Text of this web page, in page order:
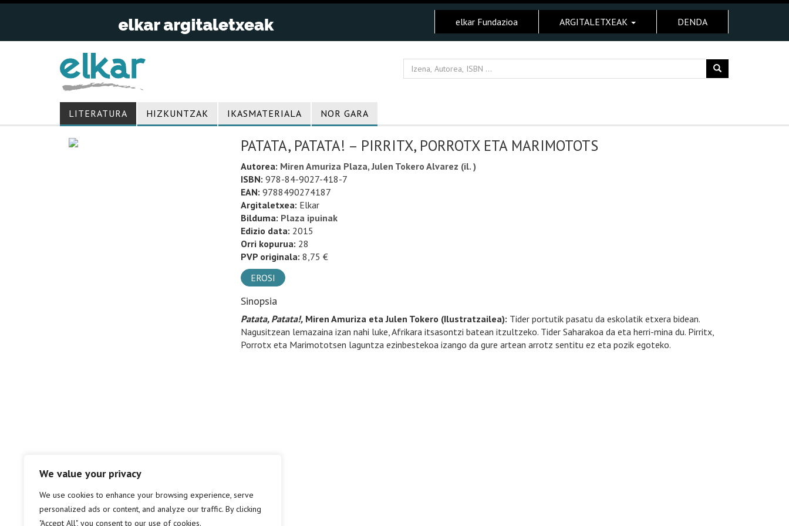
We value your privacy
We use cookies to enhance your browsing experience, serve
personalized ads or content, and analyze our traffic. By clicking
"Accept All", you consent to our use of cookies.
elkar Fundazioa ARGITALETXEAK DENDA
LITERATURA HIZKUNTZAK IKASMATERIALA NOR GARA
PATATA, PATATA! – PIRRITX, PORROTX ETA MARIMOTOTS
Autorea: Miren Amuriza Plaza, Julen Tokero Alvarez (il. )
ISBN: 978-84-9027-418-7
EAN: 9788490274187
Argitaletxea: Elkar
Bilduma: Plaza ipuinak
Edizio data: 2015
Orri kopurua: 28
PVP originala: 8,75 €
EROSI
Sinopsia
Patata, Patata!,Miren Amuriza eta Julen Tokero (Ilustratzailea): Tider portutik pasatu da eskolatik etxera bidean.
Nagusitzean lemazaina izan nahi luke, Afrikara itsasontzi batean itzultzeko. Tider Saharakoa da eta herri-mina du. Pirritx,
Porrotx eta Marimototsen laguntza ezinbestekoa izango da gure artean arrotz sentitu ez eta pozik egoteko.